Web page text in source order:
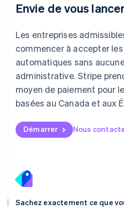
Envie de vous
Les entreprises
commencer à accepter
automatiques sans
administrative. Stripe
moyen de paiement pour
basées au Canada et aux
Démarrer Nous
Sachez exactement ce que
Italie
ItalianoEnglish
日本語English
Lettonie
Liechtenstein
DeutschEnglish
Lituanie
English
Luxembourg
Malaisie
English 简体中文
Español
Norvège
Nouvelle-Zélande